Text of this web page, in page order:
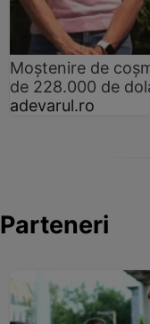
Moștenire de
de 228.000 de
adevarul.ro
Parteneri